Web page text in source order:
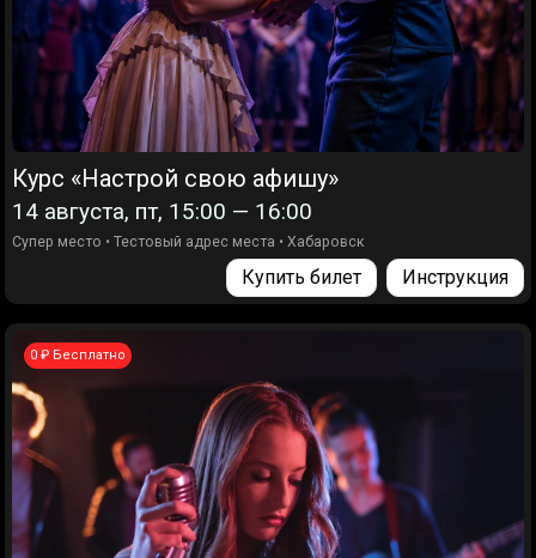
Курс «Настрой свою афишу»
14 августа, пт, 15:00 — 16:00
Супер место • Тестовый адрес места • Хабаровск
Купить билет Инструкция
0 ₽ Бесплатно